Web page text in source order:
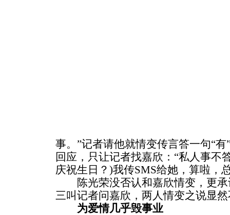
事。”记者请他就情变传言答一句“有
回应，只让记者找嘉欣：“私人事不
庆祝生日？)我传SMS给她，算啦，
陈光荣没否认和嘉欣情变，更承
三叫记者问嘉欣，两人情变之说显
为爱情几乎毁事业